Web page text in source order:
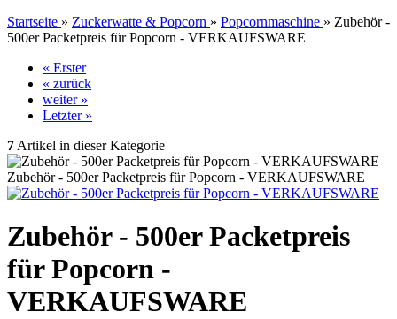
Startseite » Zuckerwatte & Popcorn » Popcornmaschine » Zubehör -
500er Packetpreis für Popcorn - VERKAUFSWARE
« Erster
« zurück
weiter »
Letzter »
7 Artikel in dieser Kategorie
Zubehör - 500er Packetpreis für Popcorn - VERKAUFSWARE
Zubehör - 500er Packetpreis
für Popcorn -
VERKAUFSWARE